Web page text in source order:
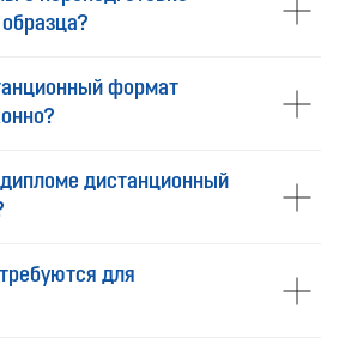
формат
дистанционный
для